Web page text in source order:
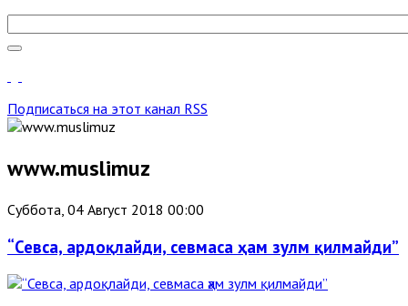
Подписаться на этот канал RSS
www.muslimuz
Суббота, 04 Август 2018 00:00
“Севса, ардоқлайди, севмаса ҳам зулм қилмайди”